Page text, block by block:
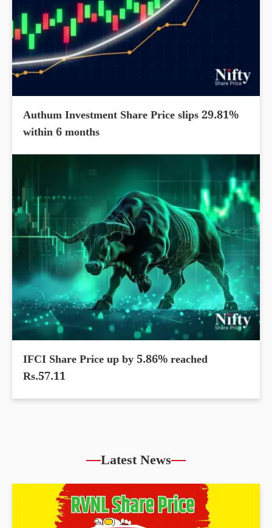
Authum Investment Share Price slips 29.81%
within 6 months
IFCI Share Price up by 5.86% reached
Rs.57.11
Latest News